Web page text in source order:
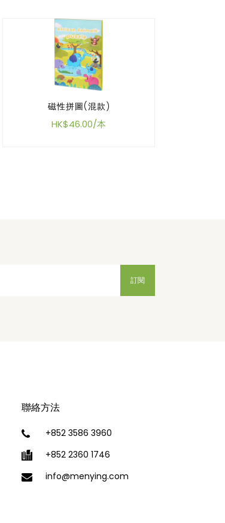
磁性拼圖(混款)
HK$46.00/本
聯絡方法
+852 3586 3960
+852 2360 1746
info@menying.com